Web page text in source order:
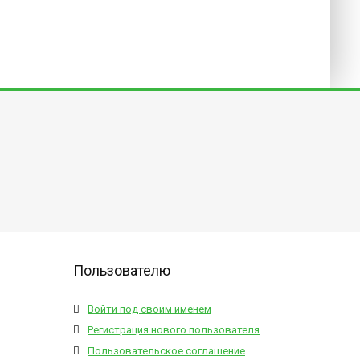
Пользователю
Войти под своим именем
Регистрация нового пользователя
Пользовательское соглашение